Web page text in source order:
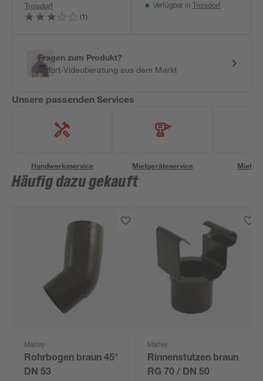
Troisdorf
(1)
Verfügbar in Troisdorf
Fragen zum Produkt?
Sofort-Videoberatung aus dem Markt
Unsere passenden Services
Handwerksservice Mietgeräteservice
Häufig dazu gekauft
Marley
Rohrbogen braun 45°
DN 53
Marley
Rinnenstutzen braun
RG 70 / DN 50